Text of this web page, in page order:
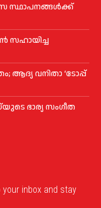
സ്ഥാപനങ്ങള്‍ക്ക്
സഹായിച്ച
ആദ്യ വനിതാ ‘ടോപ്പ്
ഭാര്യ സംഗീത
inbox and stay